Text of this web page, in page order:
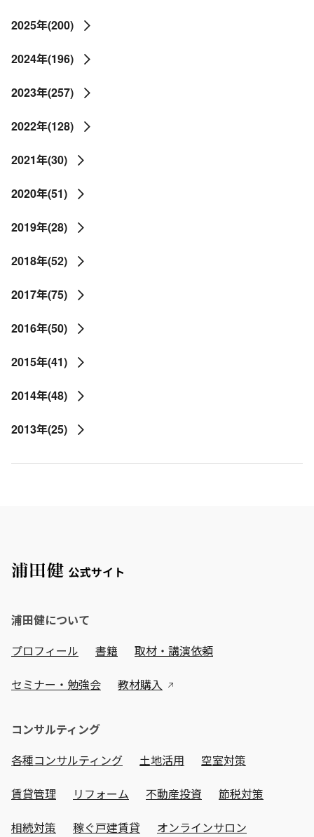
2025年(200)
2024年(196)
2023年(257)
2022年(128)
2021年(30)
2020年(51)
2019年(28)
2018年(52)
2017年(75)
2016年(50)
2015年(41)
2014年(48)
2013年(25)
浦田健について
プロフィール
書籍 取材・講演依頼
セミナー・勉強会 教材購入
コンサルティング
各種コンサルティング
土地活用 空室対策
賃貸管理 リフォーム 不動産投資 節税対策
相続対策 稼ぐ戸建賃貸 オンラインサロン